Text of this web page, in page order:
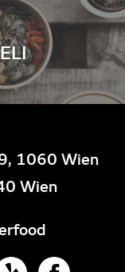
1060 Wien
Wien